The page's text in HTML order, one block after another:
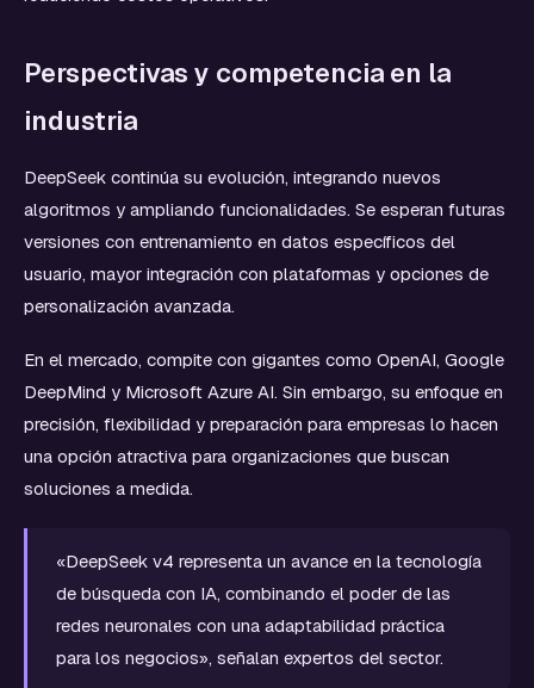
Perspectivas y competencia en la
industria
DeepSeek continúa su evolución, integrando nuevos
algoritmos y ampliando funcionalidades. Se esperan futuras
versiones con entrenamiento en datos específicos del
usuario, mayor integración con plataformas y opciones de
personalización avanzada.
En el mercado, compite con gigantes como OpenAI, Google
DeepMind y Microsoft Azure AI. Sin embargo, su enfoque en
precisión, flexibilidad y preparación para empresas lo hacen
una opción atractiva para organizaciones que buscan
soluciones a medida.
«DeepSeek v4 representa un avance en la tecnología
de búsqueda con IA, combinando el poder de las
redes neuronales con una adaptabilidad práctica
para los negocios», señalan expertos del sector.